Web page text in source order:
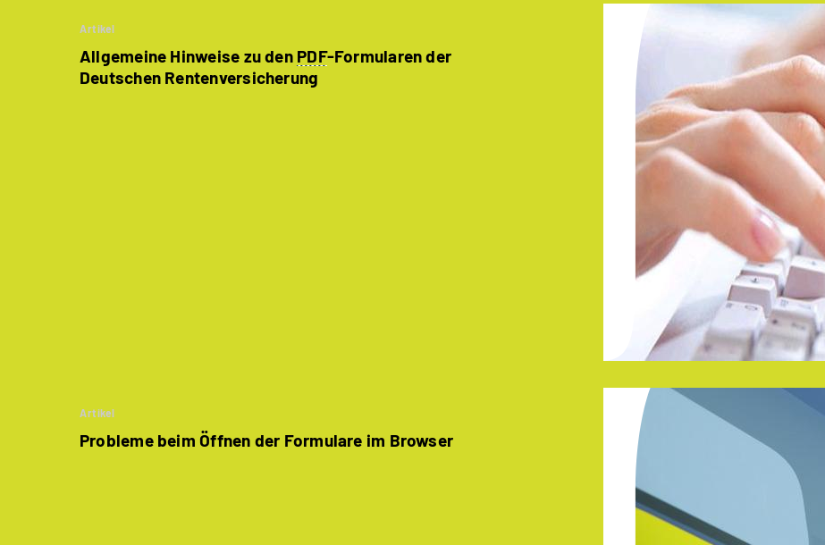
Artikel
Allgemeine Hinweise zu den PDF-Formularen der
Deutschen Rentenversicherung
Artikel
Probleme beim Öffnen der Formulare im Browser